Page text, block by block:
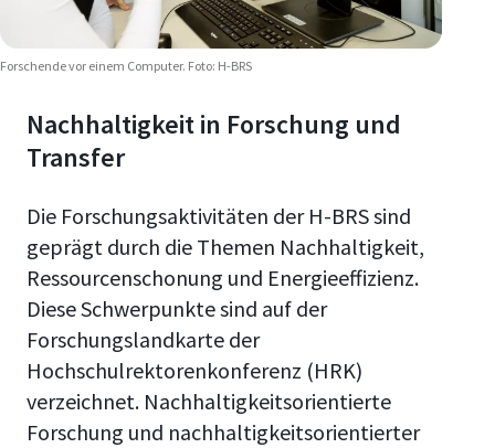
Forschende vor einem Computer. Foto: H-BRS
Nachhaltigkeit in Forschung und
Transfer
Die Forschungsaktivitäten der H-BRS sind
geprägt durch die Themen Nachhaltigkeit,
Ressourcenschonung und Energieeffizienz.
Diese Schwerpunkte sind auf der
Forschungslandkarte der
Hochschulrektorenkonferenz (HRK)
verzeichnet. Nachhaltigkeitsorientierte
Forschung und nachhaltigkeitsorientierter